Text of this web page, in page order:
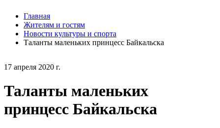
17 апреля 2020 г.
Таланты маленьких
принцесс Байкальска
Главная
Жителям и гостям
Новости культуры и спорта
Таланты маленьких принцесс Байкальска